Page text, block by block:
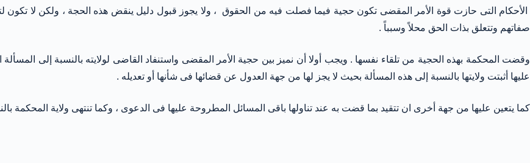
الأحكام التى حازت قوة الأمر المقضى تكون حجية فيما فصلت فيه من الحقوق ، ولا يجوز قبول دليل ينقض هذه الحجة ، ولكن لا تكون
صفاتهم وتتعلق بذات الحق محلاً وسبباً .
وقضت المحكمة بهذه الحجية من تلقاء نفسها . ويجب أولا أن نميز بين حجية الأمر المقضى واستنفاد القاضى لولايته بالنسبة إلى
عليها أثبتت ولايتها بالنسبة إلى هذه المسألة بحيث لا يجز لها من جهة العدول عن قضائها فى شأنها أو تعديله .
كما يتعين عليها من جهة أخرى ان تتقيد بما قضت به عند تناولها باقى المسائل المطروحة عليها فى الدعوى ، وكما تنتهى ولاية المحكمة